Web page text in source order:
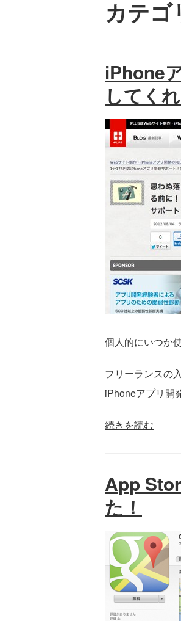
カテゴ
iPhone
してく
個人的にいつか
フリーランスの
iPhoneアプリ開
続きを読む
App
た！